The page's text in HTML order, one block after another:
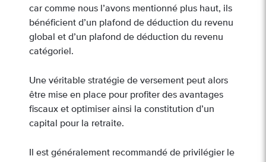
car comme nous l’avons mentionné plus haut, ils
bénéficient d’un plafond de déduction du revenu
global et d’un plafond de déduction du revenu
catégoriel.
Une véritable stratégie de versement peut alors
être mise en place pour profiter des avantages
fiscaux et optimiser ainsi la constitution d’un
capital pour la retraite.
Il est généralement recommandé de privilégier le